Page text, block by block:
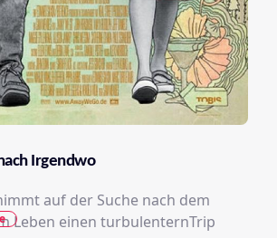
Irgendwo
auf der Suche nach dem
Leben einen turbulenternTrip